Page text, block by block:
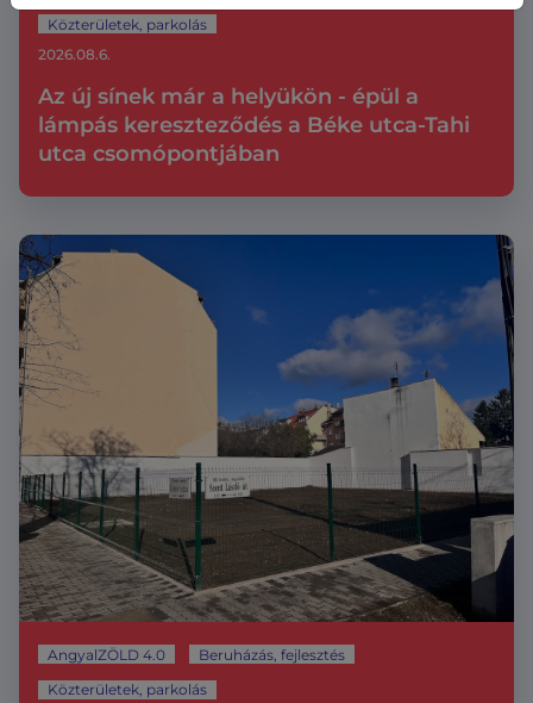
Közterületek, parkolás
Az új sínek már a helyükön - épül a
lámpás kereszteződés a Béke utca-Tahi
utca csomópontjában
2026.08.6.
AngyalZÖLD 4.0
Beruházás, fejlesztés
Közterületek, parkolás